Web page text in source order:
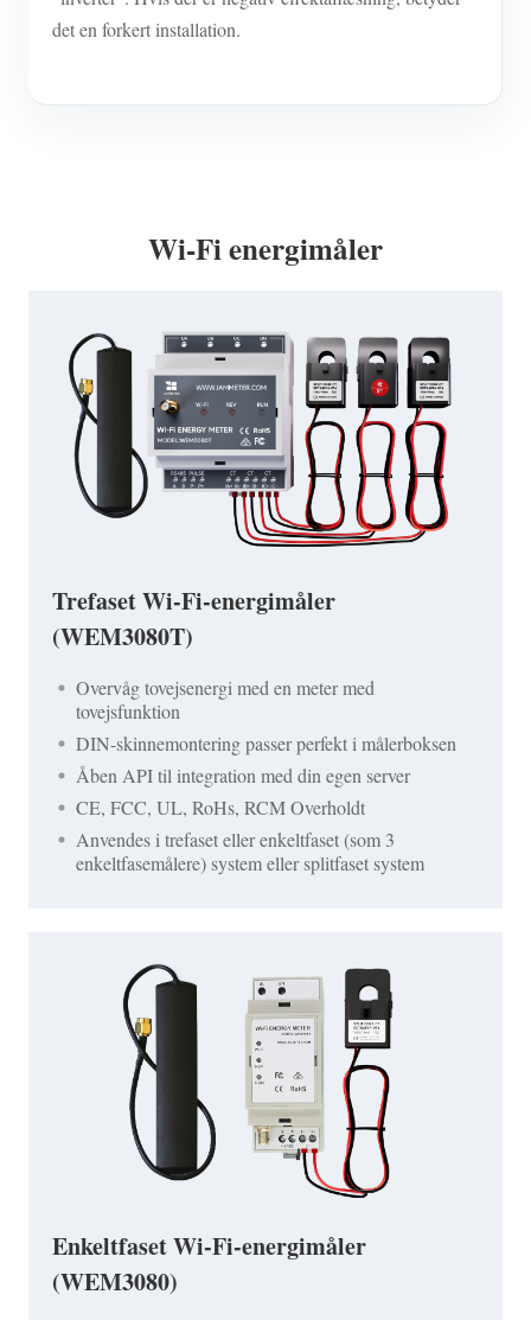
det en forkert installation.
Wi-Fi energimåler
Trefaset Wi-Fi-energimåler
(WEM3080T)
Overvåg tovejsenergi med en meter med
tovejsfunktion
DIN-skinnemontering passer perfekt i målerboksen
Åben API til integration med din egen server
CE, FCC, UL, RoHs, RCM Overholdt
Anvendes i trefaset eller enkeltfaset (som 3
enkeltfasemålere) system eller splitfaset system
Enkeltfaset Wi-Fi-energimåler
(WEM3080)